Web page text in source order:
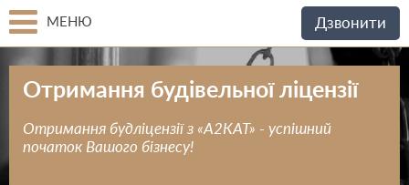
МЕНЮ Дзвонити
Отримання будівельної ліцензії
Отримання будліцензії з «А2КАТ» - успішний
початок Вашого бізнесу!